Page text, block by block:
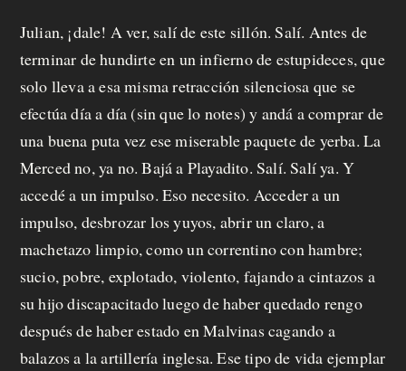
e
c
i
t
o
Julian, ¡dale! A ver, salí de este sillón. Salí. Antes de
terminar de hundirte en un infierno de estupideces, que
solo lleva a esa misma retracción silenciosa que se
efectúa día a día (sin que lo notes) y andá a comprar de
una buena puta vez ese miserable paquete de yerba. La
Merced no, ya no. Bajá a Playadito. Salí. Salí ya. Y
accedé a un impulso. Eso necesito. Acceder a un
impulso, desbrozar los yuyos, abrir un claro, a
machetazo limpio, como un correntino con hambre;
sucio, pobre, explotado, violento, fajando a cintazos a
su hijo discapacitado luego de haber quedado rengo
después de haber estado en Malvinas cagando a
balazos a la artillería inglesa. Ese tipo de vida ejemplar